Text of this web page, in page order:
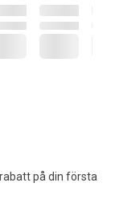
på din första